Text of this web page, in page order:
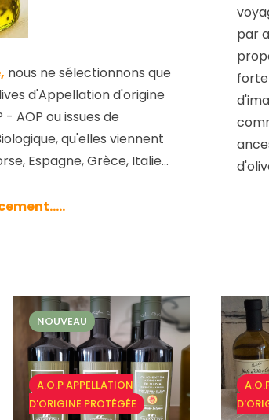
nous ne sélectionnons que
d'Appellation d'origine
- AOP ou issues de
qu'elles viennent
Espagne, Grèce, Italie...
par
NOUVEAU
A.O.P APPELLATION
D'ORIGINE PROTÉGÉE